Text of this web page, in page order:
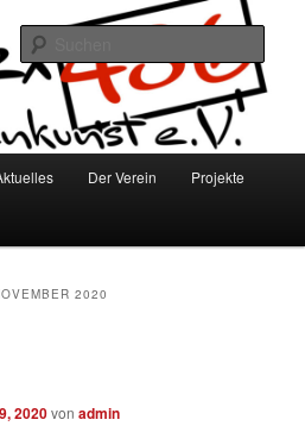
Der Verein Projekte
2020
2020vonadmin